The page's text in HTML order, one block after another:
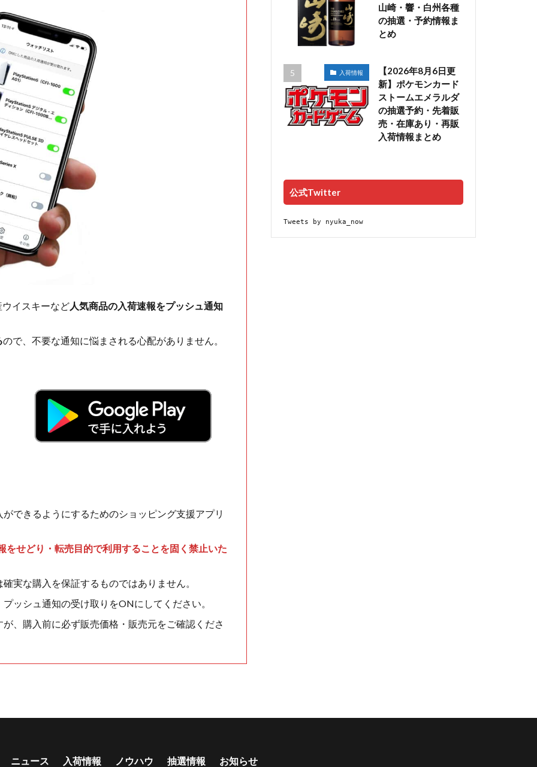
イスキーなど人気商品の入荷速報をプッシュ通知
ので、不要な通知に悩まされる心配がありません。
できるようにするためのショッピング支援アプリ
せどり・転売目的で利用することを固く禁止いた
実な購入を保証するものではありません。
ッシュ通知の受け取りをONにしてください。
、購入前に必ず販売価格・販売元をご確認くださ
山崎・響・白州各種
の抽選・予約情報ま
とめ
入荷情報
【2026年8月6日更
新】ポケモンカード
ストームエメラルダ
の抽選予約・先着販
売・在庫あり・再販
入荷情報まとめ
公式Twitter
Tweets by nyuka_now
ニュース 入荷情報 ノウハウ 抽選情報 お知らせ